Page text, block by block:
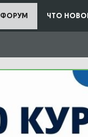
ФОРУМ ЧТО